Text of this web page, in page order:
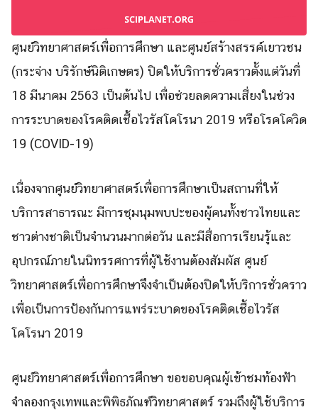
for:
ศูนย์วิทยาศาสตร์เพื่อการศึกษา และศูนย์สร้างสรรค์เยาวชน
(กระจ่าง บริรักษ์นิติเกษตร) ปิดให้บริการชั่วคราวตั้งแต่วันที่
18 มีนาคม 2563 เป็นต้นไป เพื่อช่วยลดความเสี่ยงในช่วง
การระบาดของโรคติดเชื้อไวรัสโคโรนา 2019 หรือโรคโควิด
19 (COVID-19)
เนื่องจากศูนย์วิทยาศาสตร์เพื่อการศึกษาเป็นสถานที่ให้
บริการสาธารณะ มีการชุมนุมพบปะของผู้คนทั้งชาวไทยและ
ชาวต่างชาติเป็นจำนวนมากต่อวัน และมีสื่อการเรียนรู้และ
อุปกรณ์ภายในนิทรรศการที่ผู้ใช้งานต้องสัมผัส ศูนย์
วิทยาศาสตร์เพื่อการศึกษาจึงจำเป็นต้องปิดให้บริการชั่วคราว
เพื่อเป็นการป้องกันการแพร่ระบาดของโรคติดเชื้อไวรัส
โคโรนา 2019
ศูนย์วิทยาศาสตร์เพื่อการศึกษา ขอขอบคุณผู้เข้าชมท้องฟ้า
จำลองกรุงเทพและพิพิธภัณฑ์วิทยาศาสตร์ รวมถึงผู้ใช้บริการ